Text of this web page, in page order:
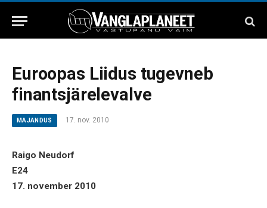
Euroopas Liidus tugevneb
finantsjärelevalve
MAJANDUS 17. nov. 2010
Raigo Neudorf
E24
17. november 2010